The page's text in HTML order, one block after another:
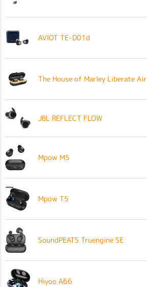
AVIOT TE-D01d
The House of Marley Liberate Air
JBL REFLECT FLOW
Mpow M5
Mpow T5
SoundPEATS Truengine SE
Hiyoo A66